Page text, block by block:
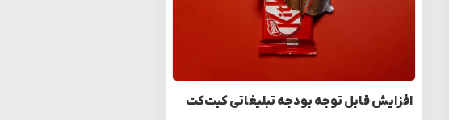
افزایش قابل توجه بودجه تبلیغاتی کیت‌کت